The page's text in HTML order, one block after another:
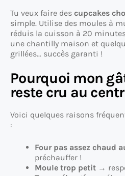
Tu veux faire des cupcakes
simple. Utilise des moules à
réduis la cuisson à 20
une chantilly maison et
grillées… succès garanti !
Pourquoi mon
reste cru au
Voici quelques raisons
:
Four pas assez chaud
préchauffer !
Moule trop petit →